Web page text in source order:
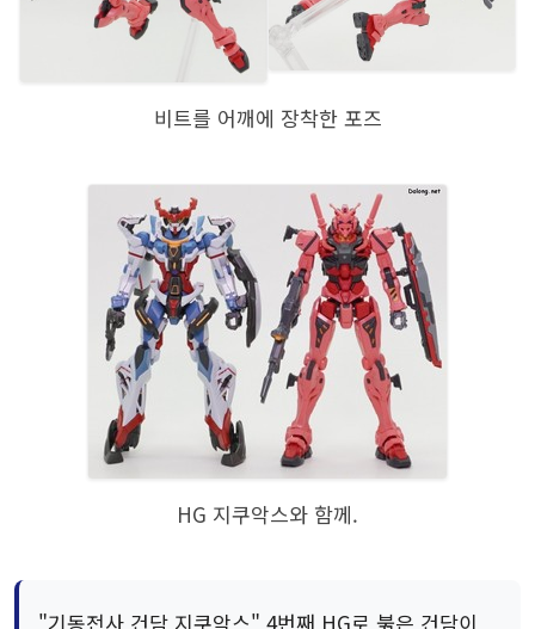
비트를 어깨에 장착한 포즈
HG 지쿠악스와 함께.
"기동전사 건담 지쿠악스" 4번째 HG로 붉은 건담이